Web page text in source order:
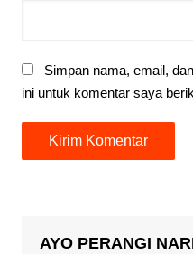
Simpan nama, email,
ini untuk komentar saya
AYO PERANGI